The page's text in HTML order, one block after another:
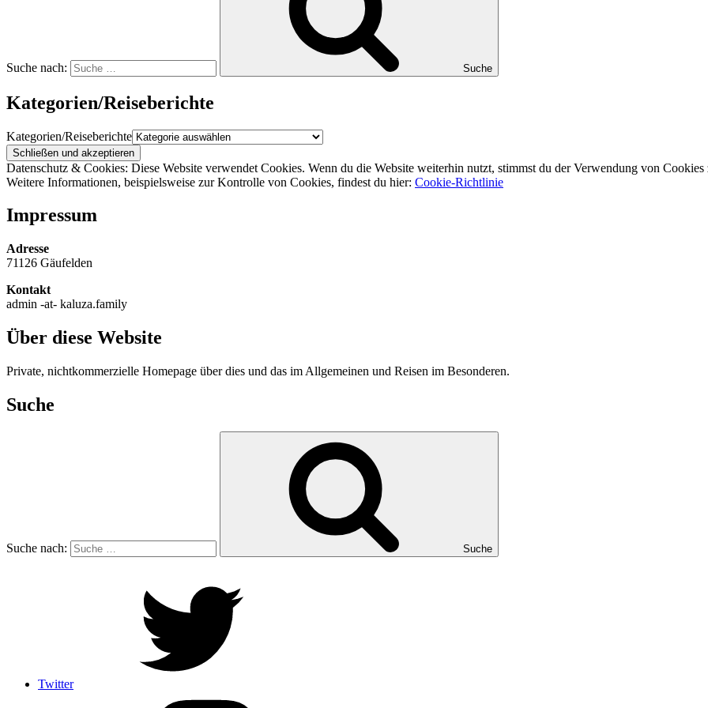
Suche nach: Suche
Kategorien/Reiseberichte
Kategorien/Reiseberichte
Datenschutz & Cookies: Diese Website verwendet Cookies. Wenn du die Website weiterhin nutzt, stimmst du der Verwendung von Cookies
Weitere Informationen, beispielsweise zur Kontrolle von Cookies, findest du hier: Cookie-Richtlinie
Impressum
Adresse
71126 Gäufelden
Kontakt
admin -at- kaluza.family
Über diese Website
Private, nichtkommerzielle Homepage über dies und das im Allgemeinen und Reisen im Besonderen.
Suche
Suche nach: Suche
Twitter